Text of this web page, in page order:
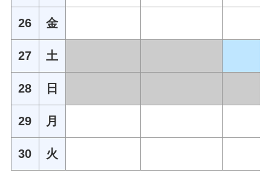
26 金
27 土
28 日
29 月
30 火